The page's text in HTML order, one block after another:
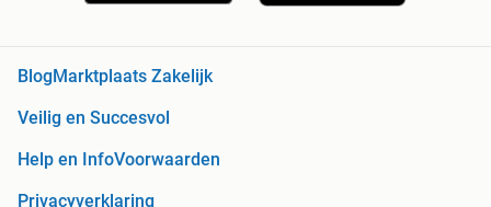
BlogMarktplaats Zakelijk
Veilig en Succesvol
Help en InfoVoorwaarden
Privacyverklaring